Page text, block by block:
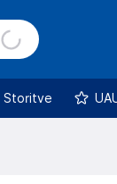
Storitve